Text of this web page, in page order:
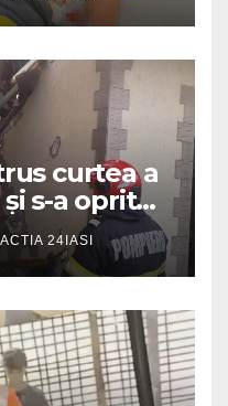
curtea a
s-a oprit
24IASI